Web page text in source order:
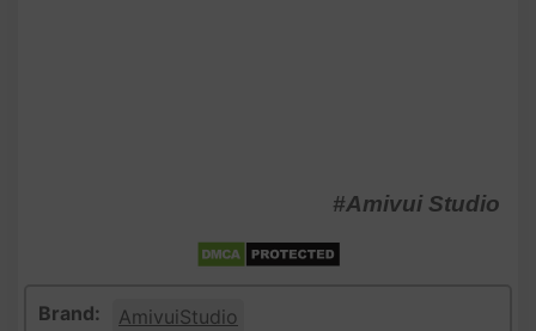
#Amivui Studio
Brand: AmivuiStudio